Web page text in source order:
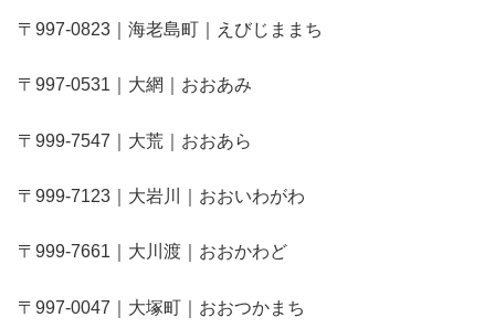
〒997-0823｜海老島町｜えびじままち
〒997-0531｜大網｜おおあみ
〒999-7547｜大荒｜おおあら
〒999-7123｜大岩川｜おおいわがわ
〒999-7661｜大川渡｜おおかわど
〒997-0047｜大塚町｜おおつかまち